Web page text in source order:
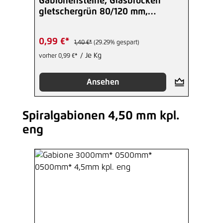
gletschergrün 80/120 mm,
0,99 €* 1,40 €* (29.29% gespart)
vorher 0,99 €* / Je Kg
Ansehen
Produktgalerie überspringen
Spiralgabionen 4,50 mm kpl.
eng